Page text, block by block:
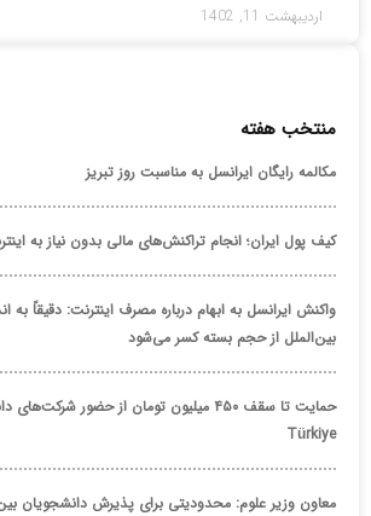
اردیبهشت 11, 1402
منتخب هفته
مکالمه رایگان ایرانسل به مناسبت روز تبریز
کیف پول ایران؛ انجام تراکنش‌های مالی بدون نیاز به
واکنش ایرانسل به ابهام درباره مصرف اینترنت: دقیقاً به
بین‌الملل از حجم بسته کسر می‌شود
Türkiye
معاون وزیر علوم: محدودیتی برای پذیرش دانشجویان